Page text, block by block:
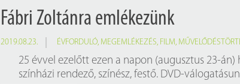
Fábri Zoltánra emlékezünk
2019.08.23. ÉVFORDULÓ, MEGEMLÉKEZÉS, FILM,
25 évvel ezelőtt ezen a napon (augusztus 23-
színházi rendező, színész, festő. DVD-